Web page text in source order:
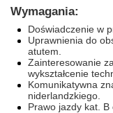
Wymagania:
Doświadczenie w
Uprawnienia do
atutem.
Zainteresowanie
wykształcenie
Komunikatywna
niderlandzkiego.
Prawo jazdy kat.